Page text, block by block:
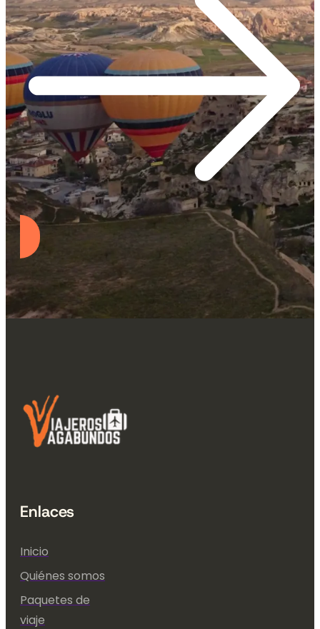
Enlaces
Inicio
Quiénes somos
Paquetes de
viaje